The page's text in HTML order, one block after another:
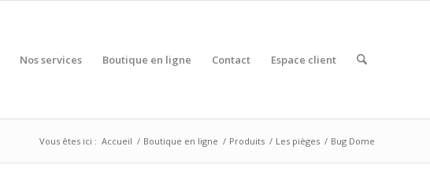
Nos services Boutique en ligne Contact Espace client
Vous êtes ici : Accueil / Boutique en ligne / Produits / Les pièges / Bug Dome